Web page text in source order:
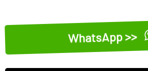
WhatsApp >>